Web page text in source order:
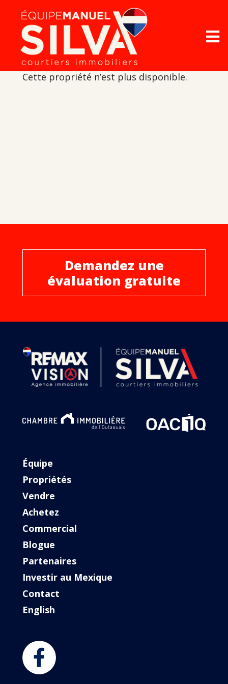
Cette propriété n’est plus disponible.
Demandez une
évaluation gratuite
Équipe
Propriétés
Vendre
Achetez
Commercial
Blogue
Partenaires
Investir au Mexique
Contact
English